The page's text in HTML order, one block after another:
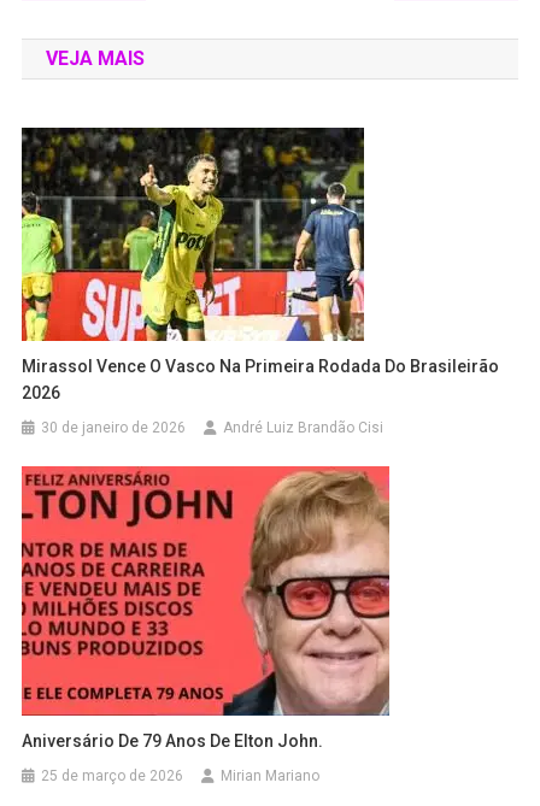
VEJA MAIS
Mirassol Vence O Vasco Na Primeira Rodada Do Brasileirão
2026
30 de janeiro de 2026 André Luiz Brandão Cisi
Aniversário De 79 Anos De Elton John.
25 de março de 2026 Mirian Mariano